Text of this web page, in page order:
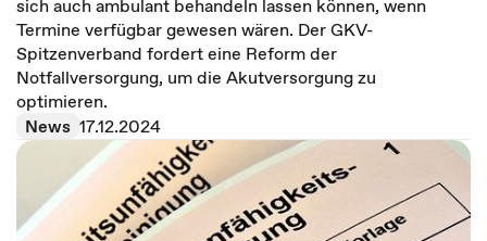
sich auch ambulant behandeln lassen können, wenn
Termine verfügbar gewesen wären. Der GKV-
Spitzenverband fordert eine Reform der
Notfallversorgung, um die Akutversorgung zu
optimieren.
News 17.12.2024